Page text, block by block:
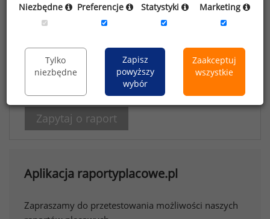
jesień/zima 2024
Chcesz kupić raport?
Skontakuj się z działem analiz wynagrodzeń
+48 12 625 59 10
Zapytaj o raport
Aplikacja raportyplacowe.pl
Zapraszamy do przetestowania możliwości naszych
Niezbędne Preferencje Statystyki Marketing
Tylko
niezbędne
Zapisz
powyższy
wybór
Zaakceptuj
wszystkie